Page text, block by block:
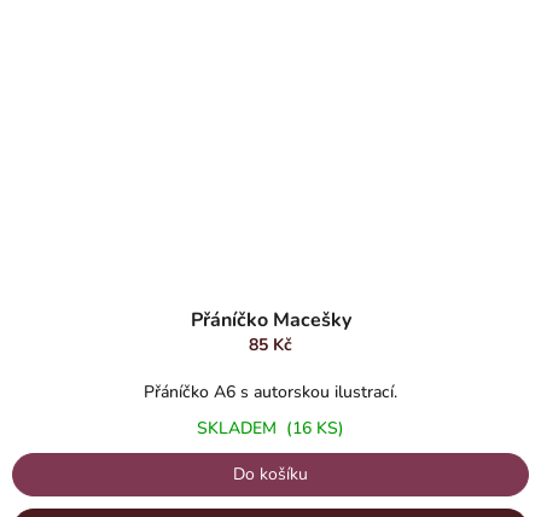
Přáníčko Macešky
85 Kč
Přáníčko A6 s autorskou ilustrací.
SKLADEM (16 KS)
Do košíku